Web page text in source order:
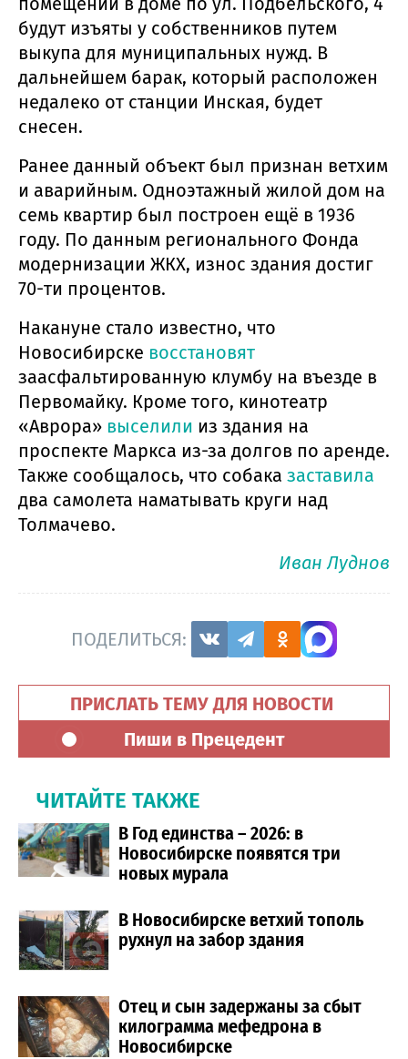
будут изъяты у собственников путем
выкупа для муниципальных нужд. В
дальнейшем барак, который расположен
недалеко от станции Инская, будет
снесен.
Ранее данный объект был признан ветхим
и аварийным. Одноэтажный жилой дом на
семь квартир был построен ещё в 1936
году. По данным регионального Фонда
модернизации ЖКХ, износ здания достиг
70-ти процентов.
Накануне стало известно, что
Новосибирске восстановят
заасфальтированную клумбу на въезде в
Первомайку. Кроме того, кинотеатр
«Аврора» выселили из здания на
проспекте Маркса из-за долгов по аренде.
Также сообщалось, что собака заставила
два самолета наматывать круги над
Толмачево.
Иван Луднов
ПОДЕЛИТЬСЯ:
ПРИСЛАТЬ ТЕМУ ДЛЯ НОВОСТИ
Пиши в Прецедент
ЧИТАЙТЕ ТАКЖЕ
В Год единства – 2026: в
Новосибирске появятся три
новых мурала
В Новосибирске ветхий тополь
рухнул на забор здания
Отец и сын задержаны за сбыт
килограмма мефедрона в
Новосибирске